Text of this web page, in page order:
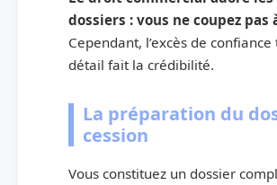
dossiers : vous ne coupez pas
Cependant, l’excès de
détail fait la crédibilité.
La préparation du
cession
Vous constituez un dossier